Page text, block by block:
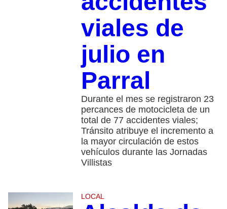
viales de
julio en
Parral
Durante el mes se registraron 23
percances de motocicleta de un
total de 77 accidentes viales;
Tránsito atribuye el incremento a
la mayor circulación de estos
vehículos durante las Jornadas
Villistas
LOCAL